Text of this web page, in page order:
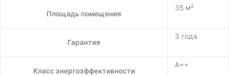
Площадь помещения
35 м²
Гарантия
3 года
Класс энергоэффективности
A++